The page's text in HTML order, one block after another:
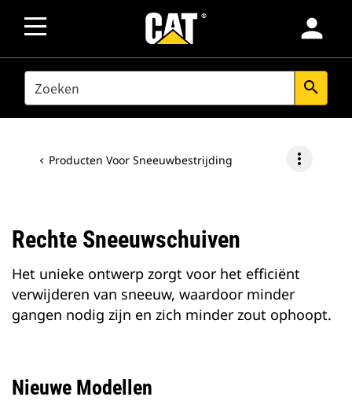
person
SEARCH search
Producten Voor Sneeuwbestrijding more_vert
Rechte Sneeuwschuiven
Het unieke ontwerp zorgt voor het efficiënt
verwijderen van sneeuw, waardoor minder
gangen nodig zijn en zich minder zout ophoopt.
Nieuwe Modellen